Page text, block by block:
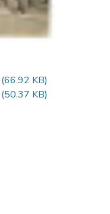
(66.92 KB)
(50.37 KB)